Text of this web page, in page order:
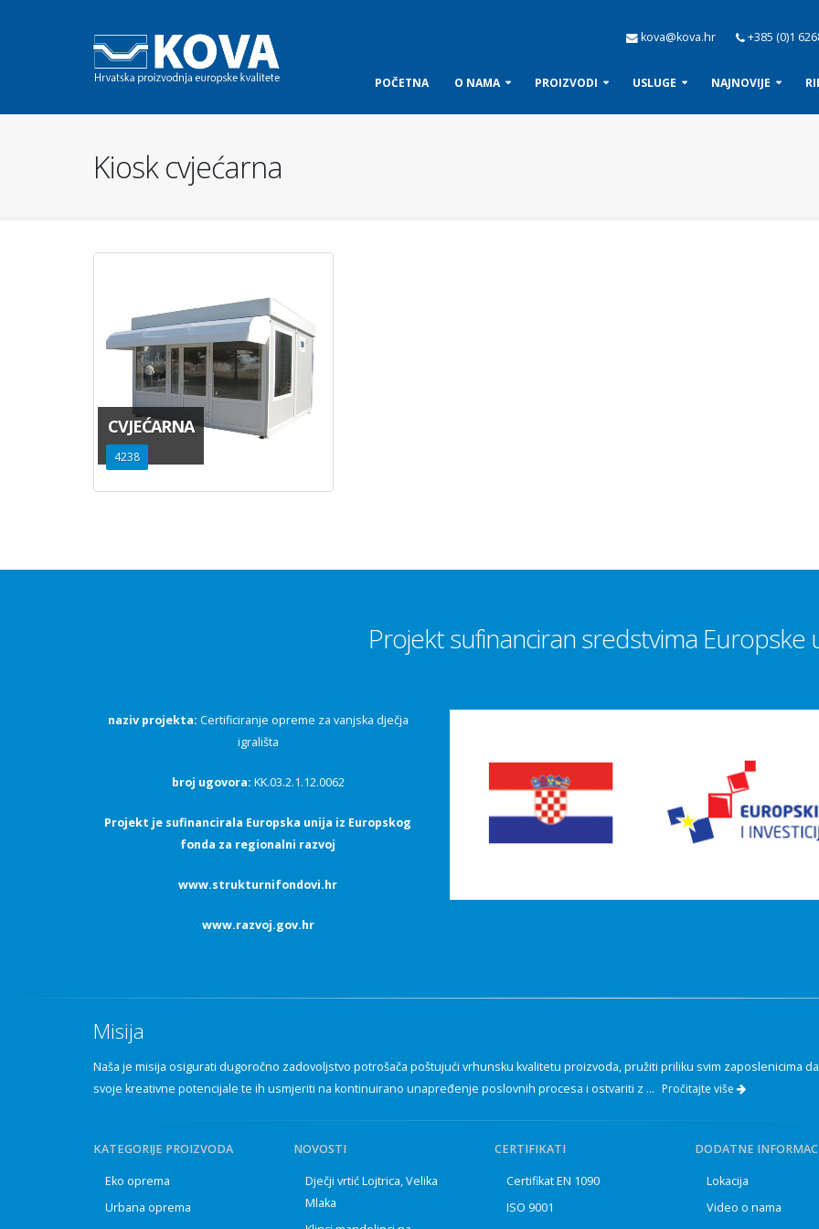
kova@kova.hr +385 (0)1
POČETNA O NAMA PROIZVODI USLUGE NAJNOVIJE
Kiosk cvjećarna
CVJEĆARNA
4238
Projekt sufinanciran sredstvima Europske
naziv projekta: Certificiranje opreme za vanjska dječja
igrališta
broj ugovora: KK.03.2.1.12.0062
Projekt je sufinancirala Europska unija iz Europskog
fonda za regionalni razvoj
www.strukturnifondovi.hr
www.razvoj.gov.hr
Misija
Naša je misija osigurati dugoročno zadovoljstvo potrošača poštujući vrhunsku kvalitetu proizvoda, pružiti priliku svim zaposlenicima
svoje kreativne potencijale te ih usmjeriti na kontinuirano unapređenje poslovnih procesa i ostvariti z ... Pročitajte više
KATEGORIJE PROIZVODA
Eko oprema
Urbana oprema
NOVOSTI
Dječji vrtić Lojtrica, Velika
Mlaka
CERTIFIKATI
Certifikat EN 1090
ISO 9001
DODATNE
Lokacija
Video o nama